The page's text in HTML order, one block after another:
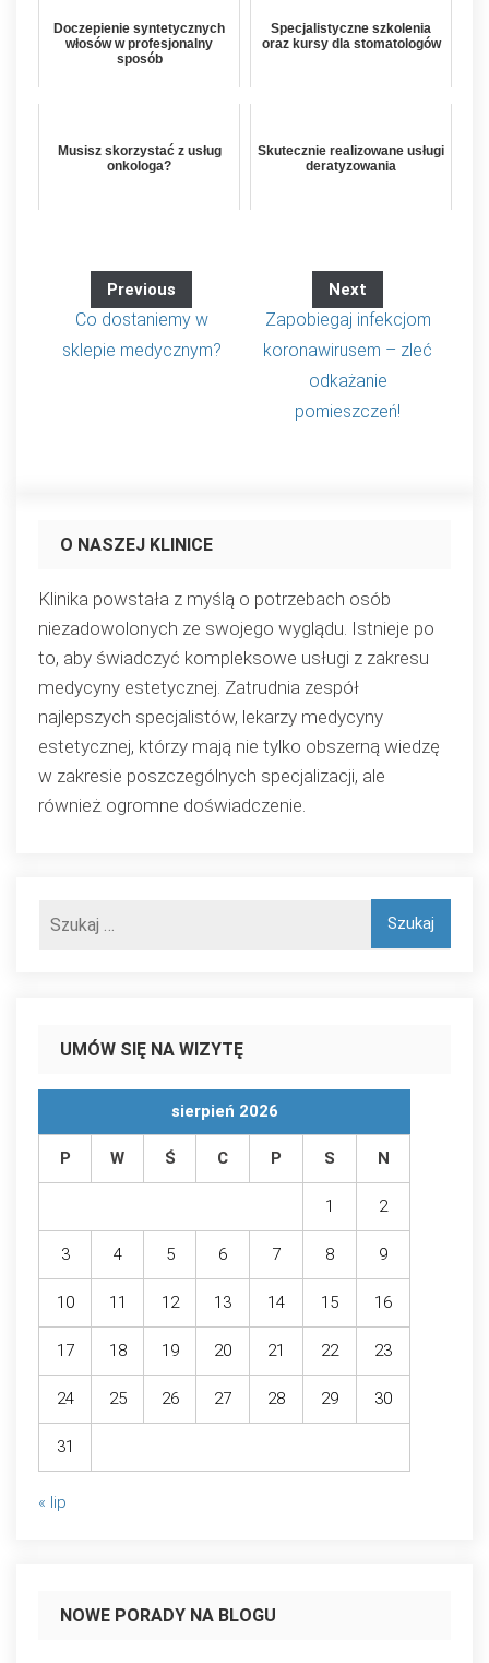
Doczepienie syntetycznych
włosów w profesjonalny
sposób
Specjalistyczne szkolenia
oraz kursy dla stomatologów
Musisz skorzystać z usług
onkologa?
Skutecznie realizowane usługi
deratyzowania
Previous
Co dostaniemy w
sklepie medycznym?
Next
Zapobiegaj infekcjom
koronawirusem – zleć
odkażanie
pomieszczeń!
O NASZEJ KLINICE
Klinika powstała z myślą o potrzebach osób
niezadowolonych ze swojego wyglądu. Istnieje po
to, aby świadczyć kompleksowe usługi z zakresu
medycyny estetycznej. Zatrudnia zespół
najlepszych specjalistów, lekarzy medycyny
estetycznej, którzy mają nie tylko obszerną wiedzę
w zakresie poszczególnych specjalizacji, ale
również ogromne doświadczenie.
UMÓW SIĘ NA WIZYTĘ
sierpień 2026
P W Ś C P S N
1 2
3 4 5 6 7 8 9
10 11 12 13 14 15 16
17 18 19 20 21 22 23
24 25 26 27 28 29 30
31
« lip
NOWE PORADY NA BLOGU